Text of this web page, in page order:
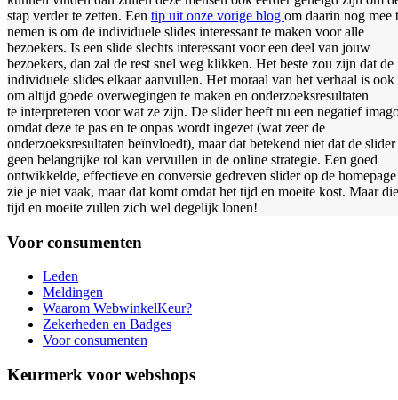
stap verder te zetten. Een tip uit onze vorige blog om daarin nog mee
nemen is om de individuele slides interessant te maken voor alle
bezoekers. Is een slide slechts interessant voor een deel van jouw
bezoekers, dan zal de rest snel weg klikken. Het beste zou zijn dat de
individuele slides elkaar aanvullen. Het moraal van het verhaal is ook
om altijd goede overwegingen te maken en onderzoeksresultaten
te interpreteren voor wat ze zijn. De slider heeft nu een negatief
omdat deze te pas en te onpas wordt ingezet (wat zeer de
onderzoeksresultaten beïnvloedt), maar dat betekend niet dat de slider
geen belangrijke rol kan vervullen in de online strategie. Een goed
ontwikkelde, effectieve en conversie gedreven slider op de homepage
zie je niet vaak, maar dat komt omdat het tijd en moeite kost. Maar die
tijd en moeite zullen zich wel degelijk lonen!
Voor consumenten
Leden
Meldingen
Waarom WebwinkelKeur?
Zekerheden en Badges
Voor consumenten
Keurmerk voor webshops